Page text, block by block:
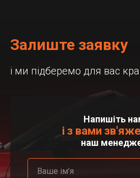
Залиште заявку
і ми підберемо для вас
Напишіть
і з вами
наш